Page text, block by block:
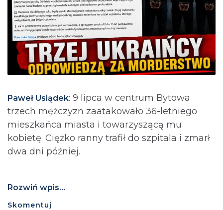
Paweł Usiądek: 9 lipca w centrum Bytowa
trzech mężczyzn zaatakowało 36-letniego
mieszkańca miasta i towarzyszącą mu
kobietę. Ciężko ranny trafił do szpitala i zmarł
dwa dni później.
Rozwiń wpis...
Skomentuj